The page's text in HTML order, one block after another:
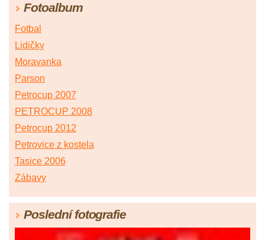
Fotoalbum
Fotbal
Lidičky
Moravanka
Parson
Petrocup 2007
PETROCUP 2008
Petrocup 2012
Petrovice z kostela
Tasice 2006
Zábavy
Poslední fotografie